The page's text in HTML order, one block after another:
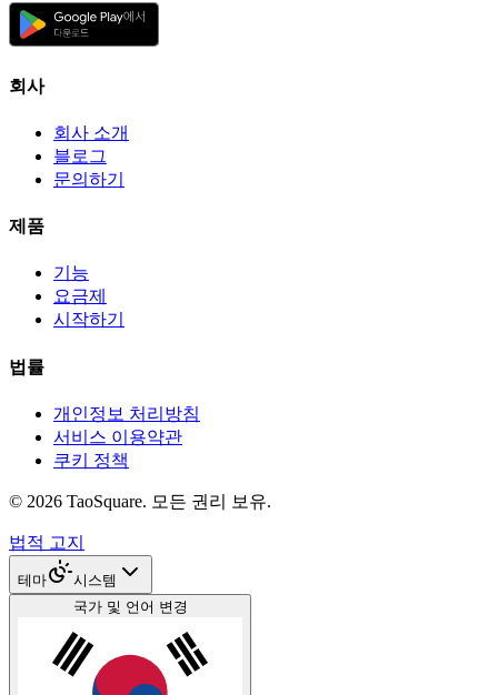
회사
회사 소개
블로그
문의하기
제품
기능
요금제
시작하기
법률
개인정보 처리방침
서비스 이용약관
쿠키 정책
© 2026 TaoSquare. 모든 권리 보유.
법적 고지
테마
시스템
국가 및 언어 변경